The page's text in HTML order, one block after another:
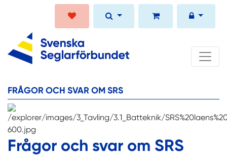
FRÅGOR OCH SVAR OM SRS
Frågor och svar om SRS